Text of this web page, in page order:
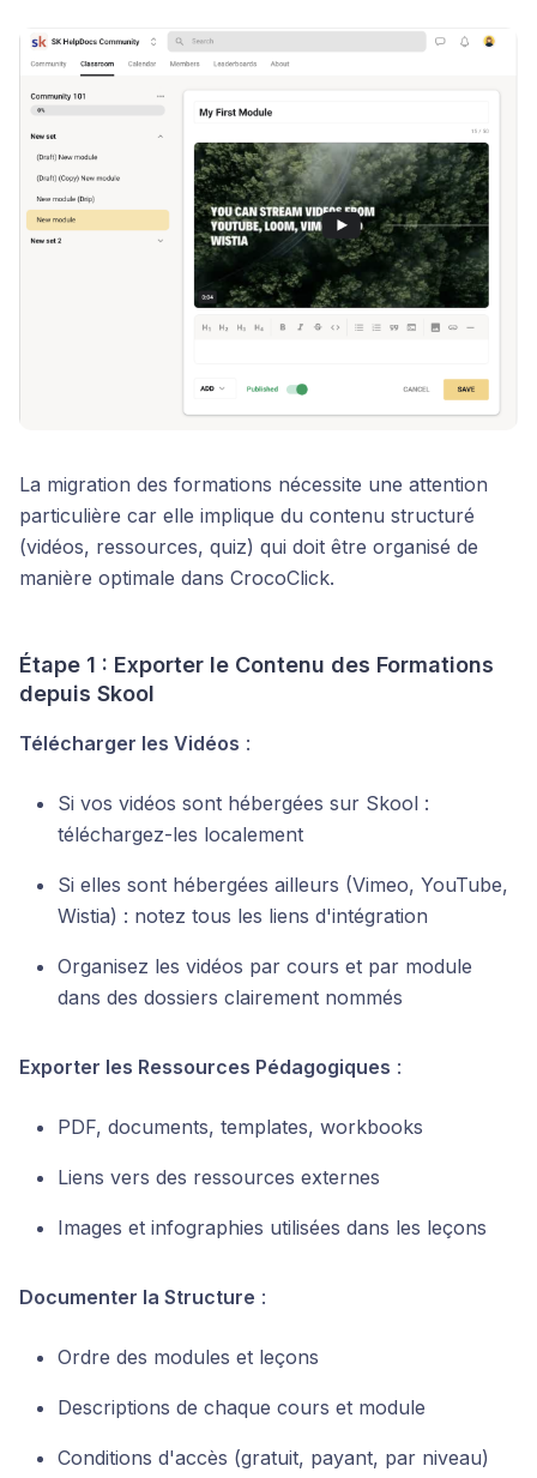
La migration des formations nécessite une attention
particulière car elle implique du contenu structuré
(vidéos, ressources, quiz) qui doit être organisé de
manière optimale dans CrocoClick.
Étape 1 : Exporter le Contenu des Formations
depuis Skool
Télécharger les Vidéos :
Si vos vidéos sont hébergées sur Skool :
téléchargez-les localement
Si elles sont hébergées ailleurs (Vimeo, YouTube,
Wistia) : notez tous les liens d'intégration
Organisez les vidéos par cours et par module
dans des dossiers clairement nommés
Exporter les Ressources Pédagogiques :
PDF, documents, templates, workbooks
Liens vers des ressources externes
Images et infographies utilisées dans les leçons
Documenter la Structure :
Ordre des modules et leçons
Descriptions de chaque cours et module
Conditions d'accès (gratuit, payant, par niveau)